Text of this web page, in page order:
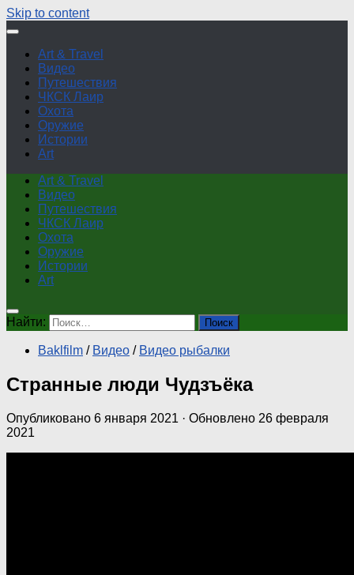
Skip to content
Art & Travel
Видео
Путешествия
ЧКСК Лаир
Охота
Оружие
Истории
Art
Art & Travel
Видео
Путешествия
ЧКСК Лаир
Охота
Оружие
Истории
Art
Найти:
Baklfilm / Видео / Видео рыбалки
Странные люди Чудзъёка
Опубликовано 6 января 2021 · Обновлено 26 февраля
2021